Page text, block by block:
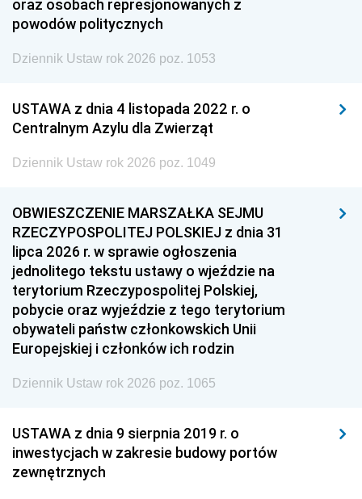
oraz osobach represjonowanych z
powodów politycznych
Dziennik Ustaw rok 2026 poz. 1053
USTAWA z dnia 4 listopada 2022 r. o
Centralnym Azylu dla Zwierząt
Dziennik Ustaw rok 2026 poz. 1049
OBWIESZCZENIE MARSZAŁKA SEJMU
RZECZYPOSPOLITEJ POLSKIEJ z dnia 31
lipca 2026 r. w sprawie ogłoszenia
jednolitego tekstu ustawy o wjeździe na
terytorium Rzeczypospolitej Polskiej,
pobycie oraz wyjeździe z tego terytorium
obywateli państw członkowskich Unii
Europejskiej i członków ich rodzin
Dziennik Ustaw rok 2026 poz. 1065
USTAWA z dnia 9 sierpnia 2019 r. o
inwestycjach w zakresie budowy portów
zewnętrznych